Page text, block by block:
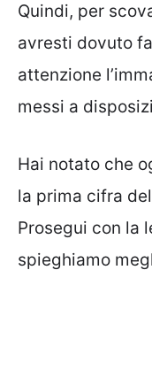
Quindi, per
avresti dovuto
attenzione
messi a
Hai notato che
la prima cifra
Prosegui con la
spieghiamo